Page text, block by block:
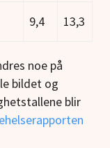
9,4 13,3
noe på
bildet og
blir